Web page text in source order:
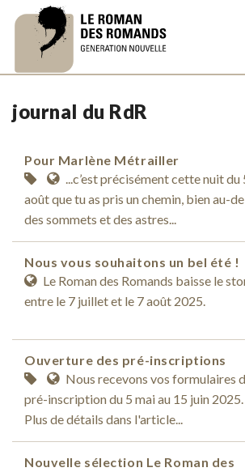
journal du RdR
Pour Marlène Métrailler
...c’est précisément cette nuit du
août que tu as pris un chemin, bien au-
des sommets et des astres...
Nous vous souhaitons un bel été !
Le Roman des Romands baisse le
entre le 7 juillet et le 7 août 2025.
Ouverture des pré-inscriptions
Nous recevons vos formulaires
pré-inscription du 5 mai au 15 juin 2025.
Plus de détails dans l'article...
Nouvelle sélection Le Roman des